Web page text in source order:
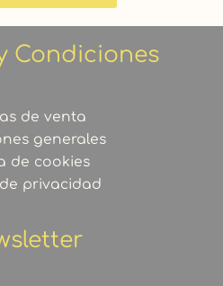
Condiciones
de venta
generales
de cookies
privacidad